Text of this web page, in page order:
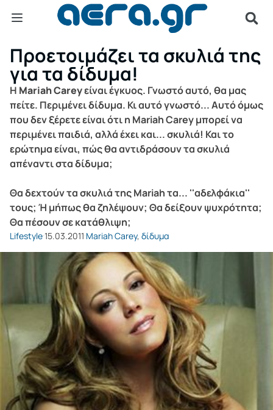
Προετοιμάζει τα σκυλιά της
για τα δίδυμα!
Η Mariah Careyείναι έγκυος. Γνωστό αυτό, θα μας
πείτε. Περιμένει δίδυμα. Κι αυτό γνωστό... Αυτό όμως
που δεν ξέρετε είναι ότι η Mariah Carey μπορεί να
περιμένει παιδιά, αλλά έχει και... σκυλιά! Και το
ερώτημα είναι, πώς θα αντιδράσουν τα σκυλιά
απέναντι στα δίδυμα;
Θα δεχτούν τα σκυλιά της Mariah τα... ''αδελφάκια''
τους; Ή μήπως θα ζηλέψουν; Θα δείξουν ψυχρότητα;
Θα πέσουν σε κατάθλιψη;
Lifestyle15.03.2011 Mariah Carey, δίδυμα